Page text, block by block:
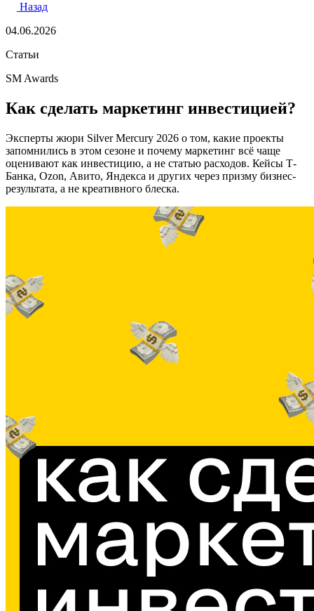
Назад
04.06.2026
Статьи
SM Awards
Как сделать маркетинг инвестицией?
Эксперты жюри Silver Mercury 2026 о том, какие проекты
запомнились в этом сезоне и почему маркетинг всё чаще
оценивают как инвестицию, а не статью расходов. Кейсы Т-
Банка, Ozon, Авито, Яндекса и других через призму бизнес-
результата, а не креативного блеска.